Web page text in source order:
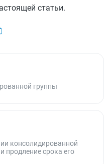
статьи.
группы
консолидированной
продление срока его